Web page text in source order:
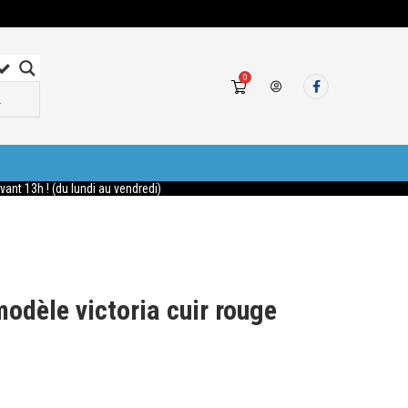
0
13h ! (du lundi au vendredi)
victoria cuir rouge